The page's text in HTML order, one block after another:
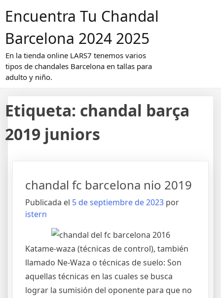
Encuentra Tu Chandal
Barcelona 2024 2025
En la tienda online LARS7 tenemos varios
tipos de chandales Barcelona en tallas para
adulto y niño.
Etiqueta: chandal barça
2019 juniors
chandal fc barcelona nio 2019
Publicada el 5 de septiembre de 2023 por
istern
Katame-waza (técnicas de control), también
llamado Ne-Waza o técnicas de suelo: Son
aquellas técnicas en las cuales se busca
lograr la sumisión del oponente para que no